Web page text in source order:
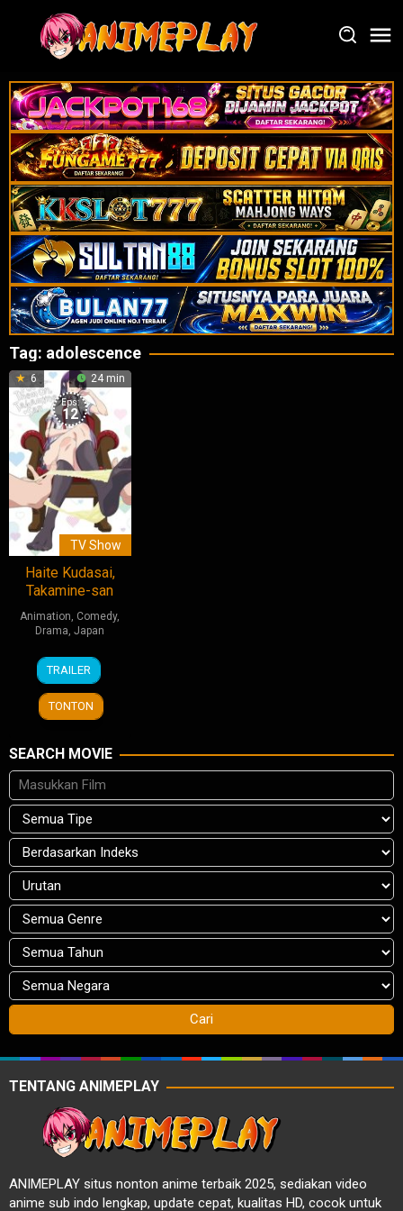
Tag: adolescence
6 24 min
Eps:
12
TV Show
Haite Kudasai,
Takamine-san
Animation, Comedy,
Drama,Japan
2
Apr
2025
TRAILER
TONTON
SEARCH MOVIE
TENTANG ANIMEPLAY
ANIMEPLAY situs nonton anime terbaik 2025, sediakan video
anime sub indo lengkap, update cepat, kualitas HD, cocok untuk